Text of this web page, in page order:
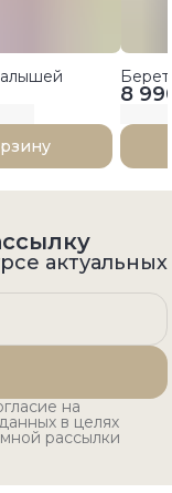
8
актуальных
на
в целях
рассылки